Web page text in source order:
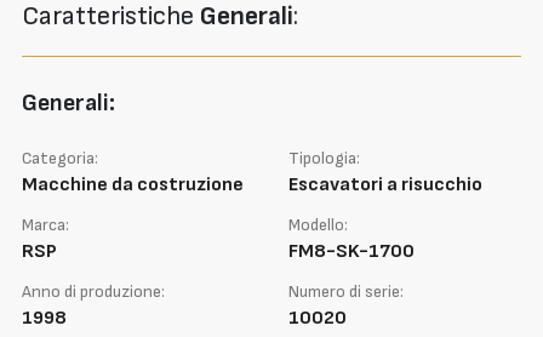
Caratteristiche Generali:
Generali:
Categoria:
Macchine da costruzione
Tipologia:
Escavatori a risucchio
Marca:
RSP
Modello:
FM8-SK-1700
Anno di produzione:
1998
Numero di serie:
10020